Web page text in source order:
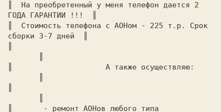
║  На преобретенный у меня телефон дается 2
ГОДА ГАРАНТИИ !!!  ║
║  Стоимость телефона с АОНом - 225 т.р. Срок
сборки 3-7 дней  ║